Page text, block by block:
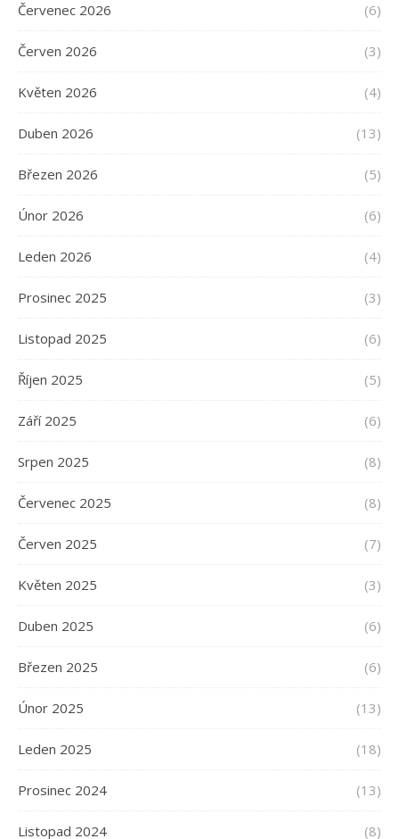
Červenec 2026 (6)
Červen 2026 (3)
Květen 2026 (4)
Duben 2026 (13)
Březen 2026 (5)
Únor 2026 (6)
Leden 2026 (4)
Prosinec 2025 (3)
Listopad 2025 (6)
Říjen 2025 (5)
Září 2025 (6)
Srpen 2025 (8)
Červenec 2025 (8)
Červen 2025 (7)
Květen 2025 (3)
Duben 2025 (6)
Březen 2025 (6)
Únor 2025 (13)
Leden 2025 (18)
Prosinec 2024 (13)
Listopad 2024 (8)